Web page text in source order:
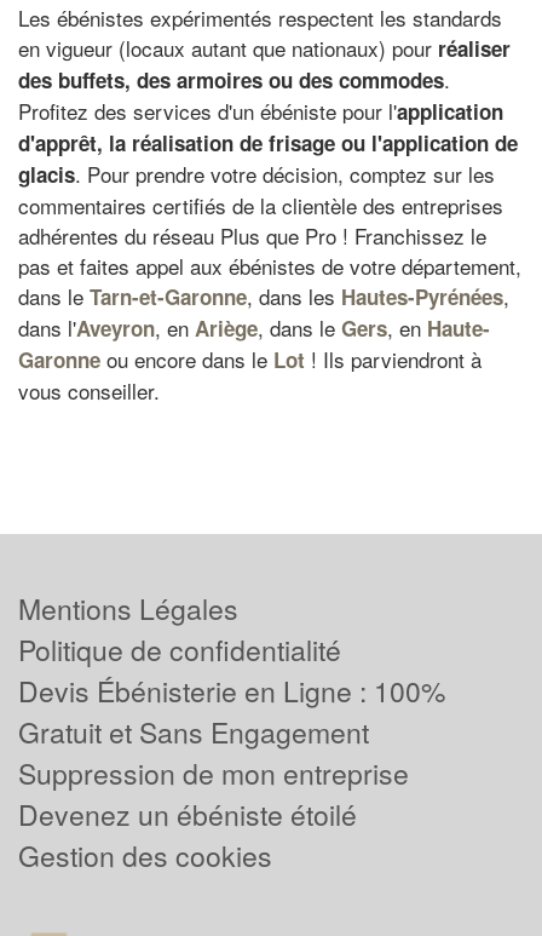
Les ébénistes expérimentés respectent les standards
en vigueur (locaux autant que nationaux) pour réaliser
des buffets, des armoires ou des commodes.
Profitez des services d'un ébéniste pour l'application
d'apprêt, la réalisation de frisage ou l'application de
glacis. Pour prendre votre décision, comptez sur les
commentaires certifiés de la clientèle des entreprises
adhérentes du réseau Plus que Pro ! Franchissez le
pas et faites appel aux ébénistes de votre département,
dans le Tarn-et-Garonne, dans les Hautes-Pyrénées,
dans l'Aveyron, en Ariège, dans le Gers, en Haute-
Garonne ou encore dans le Lot ! Ils parviendront à
vous conseiller.
Mentions Légales
Politique de confidentialité
Devis Ébénisterie en Ligne : 100%
Gratuit et Sans Engagement
Suppression de mon entreprise
Devenez un ébéniste étoilé
Gestion des cookies